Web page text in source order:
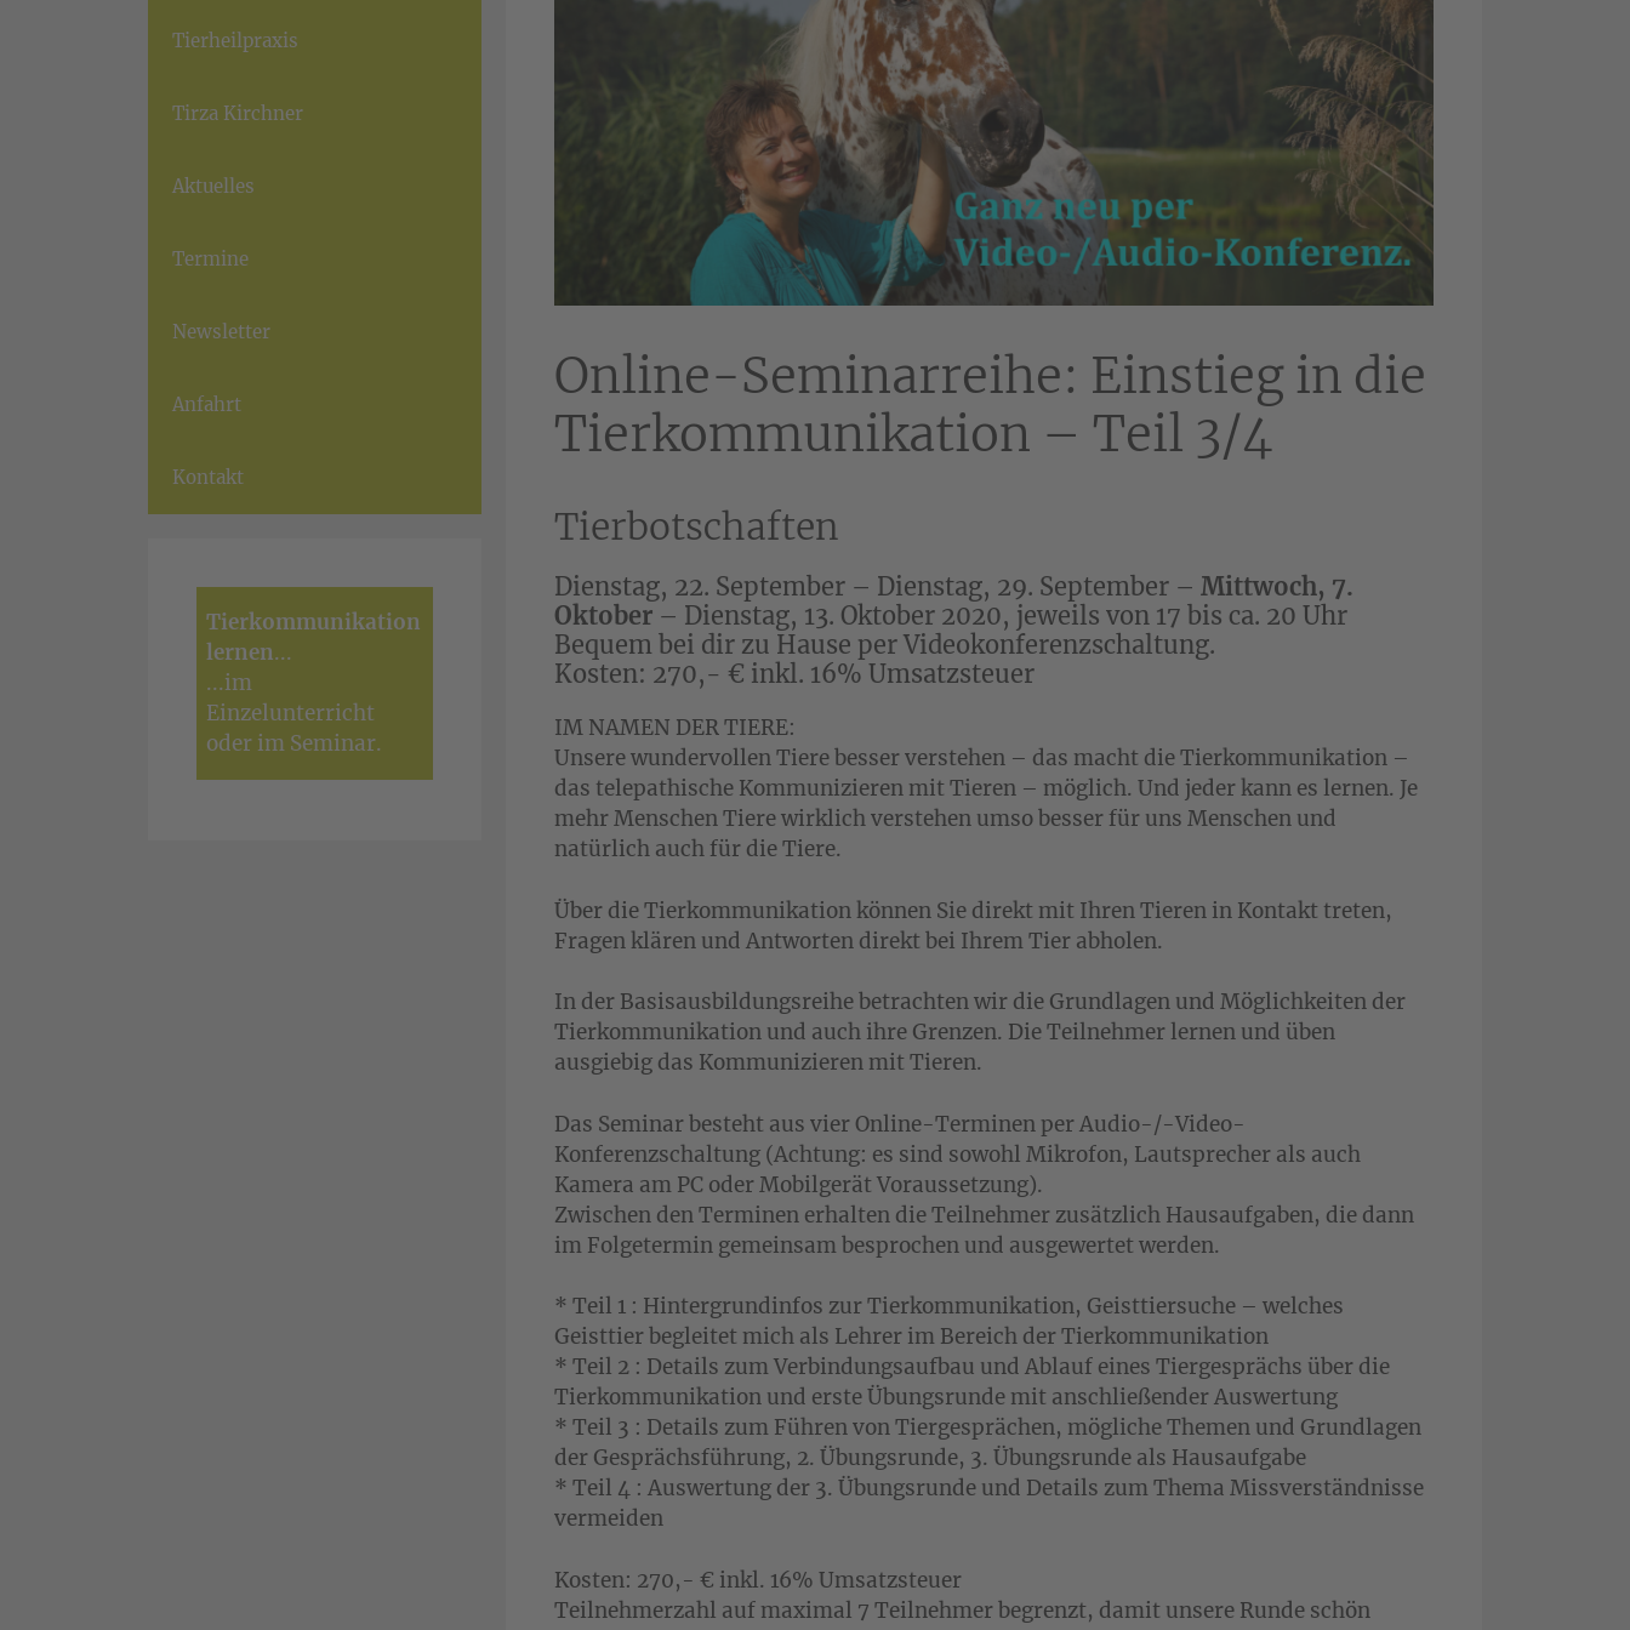
Online-Seminarreihe: Einstieg in die
Tierkommunikation – Teil 3/4
Tierbotschaften
Dienstag, 22. September – Dienstag, 29. September – Mittwoch, 7.
Oktober – Dienstag, 13. Oktober 2020, jeweils von 17 bis ca. 20 Uhr
Bequem bei dir zu Hause per Videokonferenzschaltung.
Kosten: 270,- € inkl. 16% Umsatzsteuer
IM NAMEN DER TIERE:
Unsere wundervollen Tiere besser verstehen – das macht die Tierkommunikation –
das telepathische Kommunizieren mit Tieren – möglich. Und jeder kann es lernen. Je
mehr Menschen Tiere wirklich verstehen umso besser für uns Menschen und
natürlich auch für die Tiere.
Über die Tierkommunikation können Sie direkt mit Ihren Tieren in Kontakt treten,
Fragen klären und Antworten direkt bei Ihrem Tier abholen.
In der Basisausbildungsreihe betrachten wir die Grundlagen und Möglichkeiten der
Tierkommunikation und auch ihre Grenzen. Die Teilnehmer lernen und üben
ausgiebig das Kommunizieren mit Tieren.
Das Seminar besteht aus vier Online-Terminen per Audio-/-Video-
Konferenzschaltung (Achtung: es sind sowohl Mikrofon, Lautsprecher als auch
Kamera am PC oder Mobilgerät Voraussetzung).
Zwischen den Terminen erhalten die Teilnehmer zusätzlich Hausaufgaben, die dann
im Folgetermin gemeinsam besprochen und ausgewertet werden.
* Teil 1 : Hintergrundinfos zur Tierkommunikation, Geisttiersuche – welches
Geisttier begleitet mich als Lehrer im Bereich der Tierkommunikation
* Teil 2 : Details zum Verbindungsaufbau und Ablauf eines Tiergesprächs über die
Tierkommunikation und erste Übungsrunde mit anschließender Auswertung
* Teil 3 : Details zum Führen von Tiergesprächen, mögliche Themen und Grundlagen
der Gesprächsführung, 2. Übungsrunde, 3. Übungsrunde als Hausaufgabe
* Teil 4 : Auswertung der 3. Übungsrunde und Details zum Thema Missverständnisse
vermeiden
Kosten: 270,- € inkl. 16% Umsatzsteuer
Teilnehmerzahl auf maximal 7 Teilnehmer begrenzt, damit unsere Runde schön
Tierheilpraxis
Tirza Kirchner
Aktuelles
Termine
Newsletter
Anfahrt
Kontakt
Tierkommunikation
lernen...
...im
Einzelunterricht
oder im Seminar.